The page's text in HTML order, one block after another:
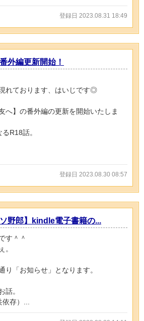
登録日 2023.08.31 18:49
外編更新開始！
れております、はいじです◎
へ】の番外編の更新を開始いたしま
R18話。
登録日 2023.08.30 08:57
野郎】kindle電子書籍の...
す＾＾
。
り「お知らせ」となります。
話。
依存）...